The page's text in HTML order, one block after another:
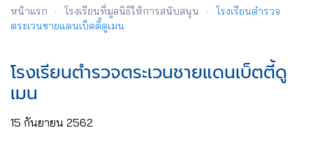
หน้าแรก โรงเรียนที่มูลนิธิให้การสนับสนุน
โรงเรียนตำรวจ
ตระเวนชายแดนเบ็ตตี้ดูเมน
โรงเรียนตำรวจตระเวนชายแดนเบ็ตตี้ดู
เมน
15 กันยายน 2562